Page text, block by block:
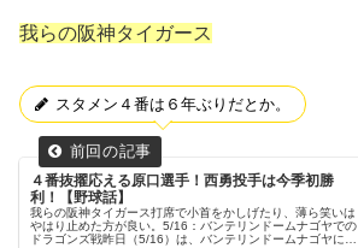
我らの阪神タイガース
スタメン４番は６年ぶりだとか。
４番抜擢応える原口選手！西勇投手は今季初勝
利！【野球話】
我らの阪神タイガース打席で小首をかしげたり、薄ら笑いは
やはり止めた方が良い。5/16：バンテリンドームナゴヤでの
ドラゴンズ戦昨日（5/16）は、バンテリンドームナゴヤにて